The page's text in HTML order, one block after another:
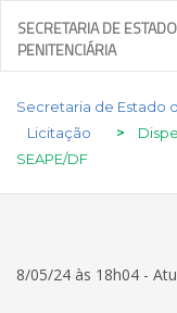
SECRETARIA DE
PENITENCIÁRIA
Secretaria de Estado
Licitação
>
SEAPE/DF
8/05/24 às 18h04 -